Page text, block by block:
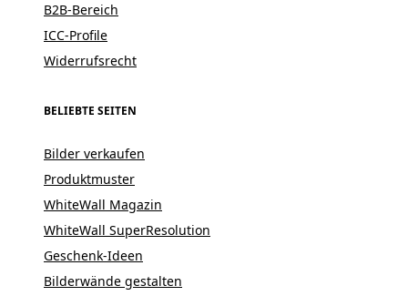
B2B-Bereich
ICC-Profile
Widerrufsrecht
BELIEBTE SEITEN
Bilder verkaufen
Produktmuster
WhiteWall Magazin
WhiteWall SuperResolution
Geschenk-Ideen
Bilderwände gestalten